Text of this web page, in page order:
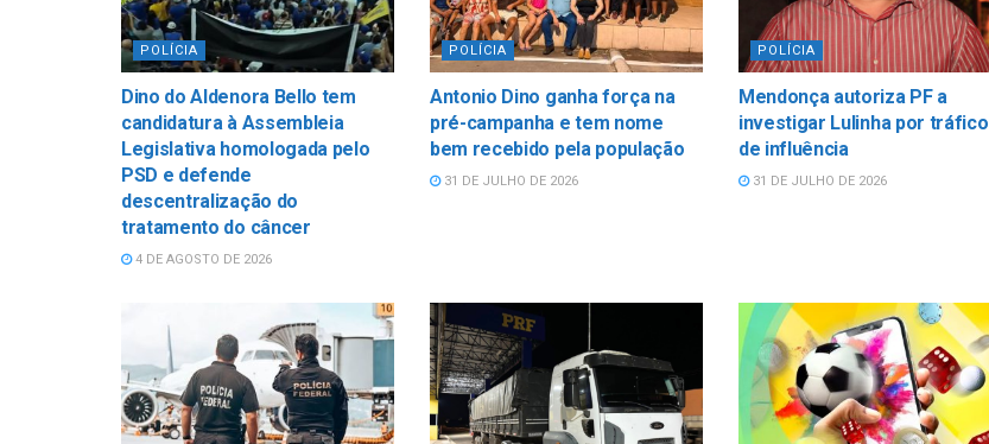
POLÍCIA
Dino do Aldenora Bello tem
candidatura à Assembleia
Legislativa homologada pelo
PSD e defende
descentralização do
tratamento do câncer
4 DE AGOSTO DE 2026
POLÍCIA
Antonio Dino ganha força na
pré-campanha e tem nome
bem recebido pela população
31 DE JULHO DE 2026
POLÍCIA
Mendonça autoriza PF a
investigar Lulinha por tráfico
de influência
31 DE JULHO DE 2026